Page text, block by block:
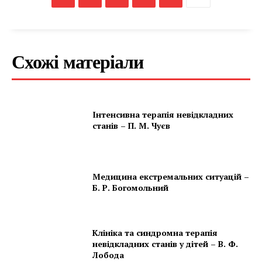
Схожі матеріали
Інтенсивна терапія невідкладних
станів – П. М. Чуєв
Медицина екстремальних ситуацій –
Б. Р. Богомольний
Клініка та синдромна терапія
невідкладних станів у дітей – В. Ф.
Лобода